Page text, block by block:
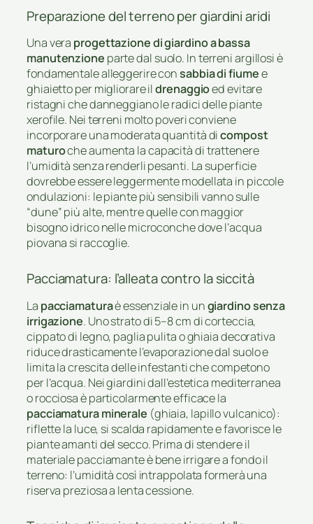
Preparazione del terreno per giardini aridi
Una vera progettazione di giardino a bassa
manutenzione parte dal suolo. In terreni argillosi è
fondamentale alleggerire consabbia di fiumee
ghiaietto per migliorare ildrenaggioed evitare
ristagni che danneggiano le radici delle piante
xerofile. Nei terreni molto poveri conviene
incorporare una moderata quantità dicompost
maturoche aumenta la capacità di trattenere
l’umidità senza renderli pesanti. La superficie
dovrebbe essere leggermente modellata in piccole
ondulazioni: le piante più sensibili vanno sulle
“dune” più alte, mentre quelle con maggior
bisogno idrico nelle microconche dove l’acqua
piovana si raccoglie.
Pacciamatura: l’alleata contro la siccità
La pacciamaturaè essenziale in ungiardino senza
irrigazione. Uno strato di 5–8 cm di corteccia,
cippato di legno, paglia pulita o ghiaia decorativa
riduce drasticamente l’evaporazione dal suolo e
limita la crescita delle infestanti che competono
per l’acqua. Nei giardini dall’estetica mediterranea
o rocciosa è particolarmente efficace la
pacciamatura minerale (ghiaia, lapillo vulcanico):
riflette la luce, si scalda rapidamente e favorisce le
piante amanti del secco. Prima di stendere il
materiale pacciamante è bene irrigare a fondo il
terreno: l’umidità così intrappolata formerà una
riserva preziosa a lenta cessione.